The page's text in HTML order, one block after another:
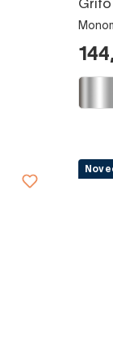
Grifo